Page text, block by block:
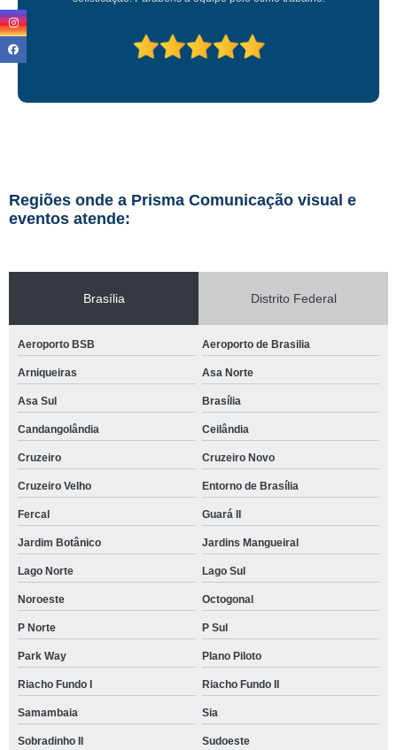
Regiões onde a Prisma Comunicação visual e
eventos atende:
Brasília Distrito Federal
Aeroporto BSB Aeroporto de Brasilia
Arniqueiras Asa Norte
Asa Sul Brasília
Candangolândia Ceilândia
Cruzeiro Cruzeiro Novo
Cruzeiro Velho Entorno de Brasília
Fercal Guará II
Jardim Botânico Jardins Mangueiral
Lago Norte Lago Sul
Noroeste Octogonal
P Norte P Sul
Park Way Plano Piloto
Riacho Fundo I Riacho Fundo II
Samambaia Sia
Sobradinho II Sudoeste